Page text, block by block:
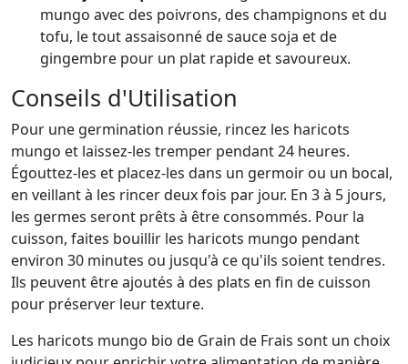
mungo avec des poivrons, des champignons et du
tofu, le tout assaisonné de sauce soja et de
gingembre pour un plat rapide et savoureux.
Conseils d'Utilisation
Pour une germination réussie, rincez les haricots
mungo et laissez-les tremper pendant 24 heures.
Égouttez-les et placez-les dans un germoir ou un bocal,
en veillant à les rincer deux fois par jour. En 3 à 5 jours,
les germes seront prêts à être consommés. Pour la
cuisson, faites bouillir les haricots mungo pendant
environ 30 minutes ou jusqu'à ce qu'ils soient tendres.
Ils peuvent être ajoutés à des plats en fin de cuisson
pour préserver leur texture.
Les haricots mungo bio de Grain de Frais sont un choix